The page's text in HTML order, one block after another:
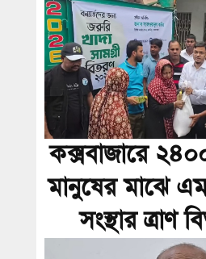
কক্সবাজারে
মানুষের মাঝে
সংস্থার ত্রাণ